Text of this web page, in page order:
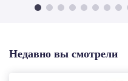
Недавно вы смотрели